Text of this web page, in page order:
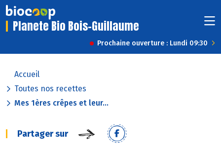
Planete Bio Bois-Guillaume
Prochaine ouverture : Lundi 09:30
Accueil
Toutes nos recettes
Mes 1ères crêpes et leur...
Partager sur